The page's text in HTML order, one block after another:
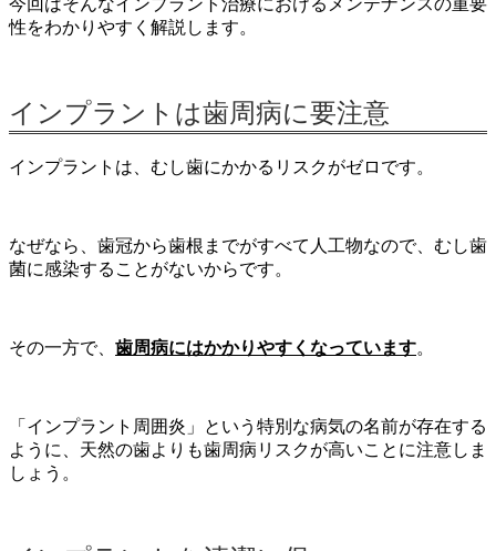
性をわかりやすく解説します。
インプラントは歯周病に要注意
インプラントは、むし歯にかかるリスクがゼロです。
なぜなら、歯冠から歯根までがすべて人工物なので、むし歯
菌に感染することがないからです。
その一方で、 歯周病にはかかりやすくなっています。
「インプラント周囲炎」という特別な病気の名前が存在する
ように、天然の歯よりも歯周病リスクが高いことに注意しま
しょう。